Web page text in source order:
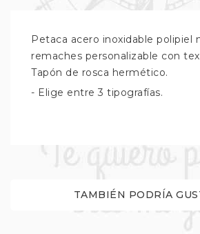
Petaca acero inoxidable polipiel
remaches personalizable con
Tapón de rosca hermético.
- Elige entre 3 tipografías.
TAMBIÉN PODRÍA